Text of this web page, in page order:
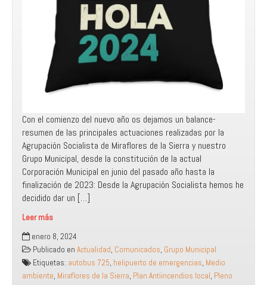
Con el comienzo del nuevo año os dejamos un balance-
resumen de las principales actuaciones realizadas por la
Agrupación Socialista de Miraflores de la Sierra y nuestro
Grupo Municipal, desde la constitución de la actual
Corporación Municipal en junio del pasado año hasta la
finalización de 2023: Desde la Agrupación Socialista hemos he
decidido dar un […]
Leer más
Hacemos
balance
de
2023
para
enero 8, 2024
Publicado en Actualidad, Comunicados, Grupo Municipal
Etiquetas: autobus 725, helipuerto de emergencias, Medio
ambiente, Miraflores de la Sierra, Plan Antiincendios local, Pleno